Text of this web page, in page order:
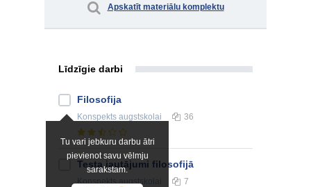
Apskatīt materiālu komplektu
Līdzīgie darbi
Tu vari jebkuru darbu ātri
pievienot savu vēlmju
sarakstam.
Filosofija
Konspekts augstskolai 36
Testa jautājumi filosofijā
Konspektsaugstskolai 7